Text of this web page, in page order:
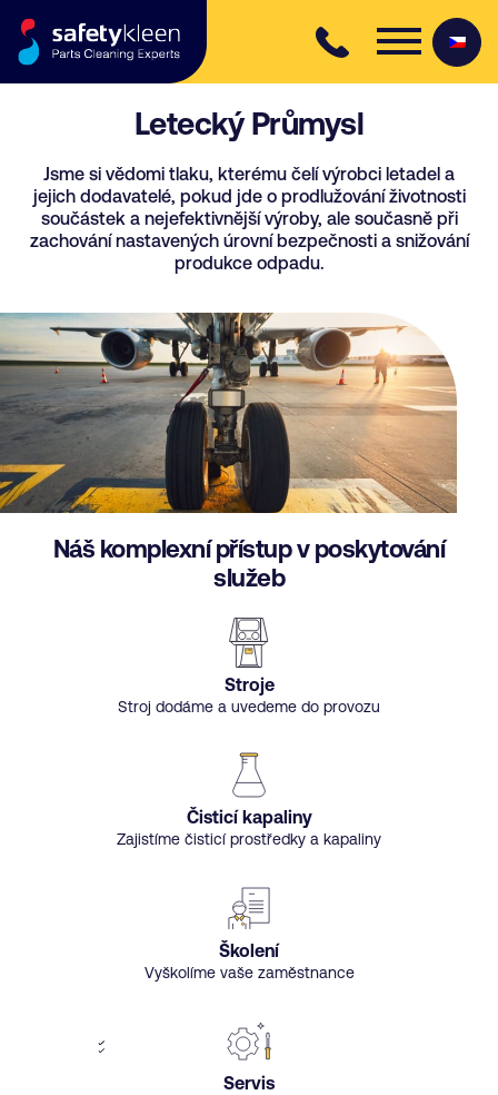
Letecký Průmysl
Jsme si vědomi tlaku, kterému čelí výrobci letadel a
jejich dodavatelé, pokud jde o prodlužování životnosti
součástek a nejefektivnější výroby, ale současně při
zachování nastavených úrovní bezpečnosti a snižování
produkce odpadu.
Náš komplexní přístup v poskytování
služeb
Stroje
Stroj dodáme a uvedeme do provozu
Čisticí kapaliny
Zajistíme čisticí prostředky a kapaliny
Školení
Vyškolíme vaše zaměstnance
Servis